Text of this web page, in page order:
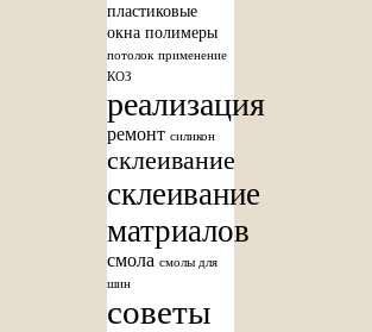
пластиковые
окна полимеры
потолок применение
КОЗ
реализация
ремонт силикон
склеивание
склеивание
матриалов
смола смолы для
шин
советы